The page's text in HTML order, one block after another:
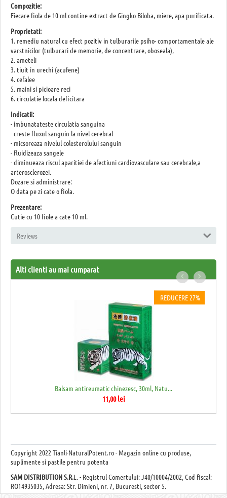
Compozitie:
Fiecare fiola de 10 ml contine extract de Gingko Biloba, miere, apa purificata.
Proprietati:
1. remediu natural cu efect pozitiv in tulburarile psiho- comportamentale ale
varstnicilor (tulburari de memorie, de concentrare, oboseala),
2. ameteli
3. tiuit in urechi (acufene)
4. cefalee
5. maini si picioare reci
6. circulatie locala deficitara
Indicatii:
- imbunatateste circulatia sanguina
- creste fluxul sanguin la nivel cerebral
- micsoreaza nivelul colesterolului sanguin
- fluidizeaza sangele
- diminueaza riscul aparitiei de afectiuni cardiovasculare sau cerebrale,a
arterosclerozei.
Dozare si administrare:
O data pe zi cate o fiola.
Prezentare:
Cutie cu 10 fiole a cate 10 ml.
Reviews
Alti clienti au mai cumparat
REDUCERE 27%
Balsam antireumatic chinezesc, 30ml, Natu...
11,00 lei
Copyright 2022 Tianli-NaturalPotent.ro - Magazin online cu produse,
suplimente si pastile pentru potenta
SAM DISTRIBUTION S.R.L. - Registrul Comertului: J40/10004/2002, Cod fiscal:
RO14935035, Adresa: Str. Dimieni, nr. 7, Bucuresti, sector 5.